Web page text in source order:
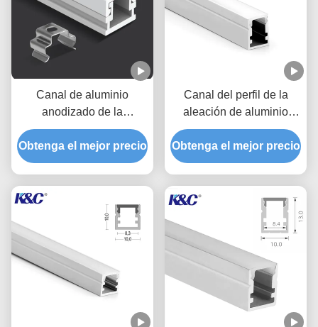
Canal de aluminio
anodizado de la
protuberancia del perfil
de la pequeña tira del
LED
Obtenga el mejor precio
Canal del perfil de la
aleación de aluminio
6063 T5 LED con la
cubierta del difusor de la
PC
Obtenga el mejor precio